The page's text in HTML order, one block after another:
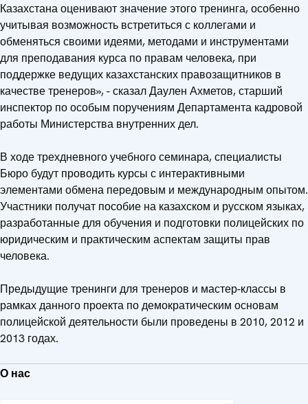
Казахстана оценивают значение этого тренинга, особенно
учитывая возможность встретиться с коллегами и
обменяться своими идеями, методами и инструментами
для преподавания курса по правам человека, при
поддержке ведущих казахстанских правозащитников в
качестве тренеров», - сказал Даулен Ахметов, старший
инспектор по особым поручениям Департамента кадровой
работы Министерства внутренних дел.
В ходе трехдневного учебного семинара, специалисты
Бюро будут проводить курсы с интерактивными
элементами обмена передовым и международным опытом.
Участники получат пособие на казахском и русском языках,
разработанные для обучения и подготовки полицейских по
юридическим и практическим аспектам защиты прав
человека.
Предыдущие тренинги для тренеров и мастер-классы в
рамках данного проекта по демократическим основам
полицейской деятельности были проведены в 2010, 2012 и
2013 годах.
О нас